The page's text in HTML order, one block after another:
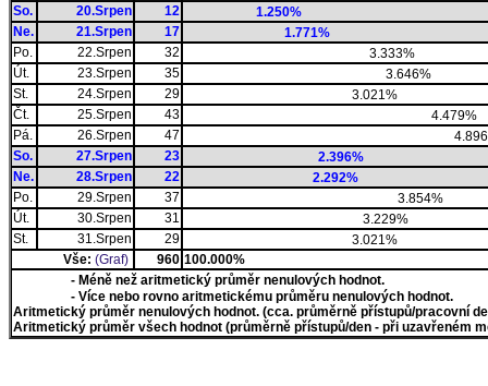
So.
20.Srpen 12
1.250%
Ne.
21.Srpen 17
1.771%
Po.
22.Srpen 32
3.333%
Út.
23.Srpen 35
3.646%
St.
24.Srpen 29
3.021%
Čt.
25.Srpen 43
4.479%
Pá.
26.Srpen 47
So.
27.Srpen 23
2.396%
Ne.
28.Srpen 22
2.292%
Po.
29.Srpen 37
3.854%
Út.
30.Srpen 31
3.229%
St.
31.Srpen 29
3.021%
Vše: (Graf) 960 100.000%
- Méně než aritmetický průměr nenulových hodnot.
- Více nebo rovno aritmetickému průměru nenulových hodnot.
Aritmetický průměr nenulových hodnot. (cca. průměrně přístupů/pracovní
Aritmetický průměr všech hodnot (průměrně přístupů/den - při uzavřeném